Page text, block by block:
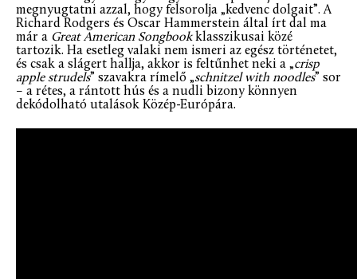
megnyugtatni azzal, hogy felsorolja „kedvenc dolgait”. A
Richard Rodgers és Oscar Hammerstein által írt dal ma
már a Great American Songbookklasszikusai közé
tartozik. Ha esetleg valaki nem ismeri az egész történetet,
és csak a slágert hallja, akkor is feltűnhet neki a „crisp
apple strudels” szavakra rímelő „schnitzel with noodles” sor
– a rétes, a rántott hús és a nudli bizony könnyen
dekódolható utalások Közép-Európára.